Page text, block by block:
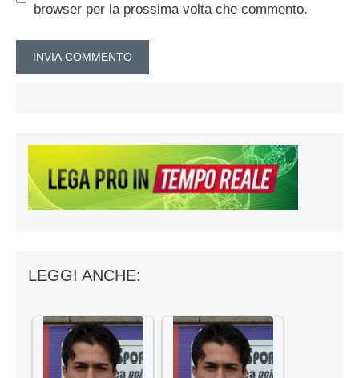
browser per la prossima volta che commento.
LEGGI ANCHE: